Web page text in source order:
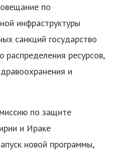
по
инфраструктуры
санкций государство
распределения ресурсов,
и
по защите
и Ираке
новой программы,